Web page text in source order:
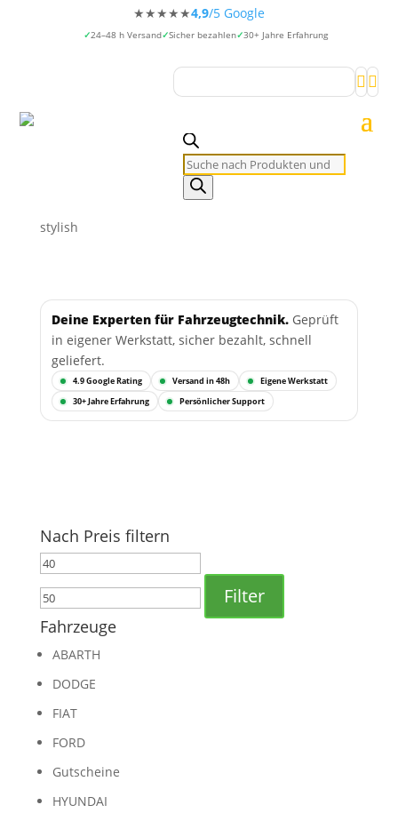
★★★★★4,9/5 Google
24–48 h Versand Sicher bezahlen 30+ Jahre Erfahrung


Products
search
stylish
Deine Experten für Fahrzeugtechnik.Geprüft
in eigener Werkstatt, sicher bezahlt, schnell
geliefert.
4.9 Google Rating Versand in 48h
Eigene Werkstatt
30+ Jahre Erfahrung
Persönlicher Support
Nach Preis filtern
Min.
Filter
Fahrzeuge
ABARTH
DODGE
FIAT
FORD
Gutscheine
HYUNDAI